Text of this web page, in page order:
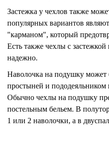
Застежка у чехлов также
популярных вариантов
"карманом", который
Есть также чехлы с
надежно.
Наволочка на подушку может
простыней и пододеяльником
Обычно чехлы на подушку
постельным бельем. В
1 или 2 наволочки, а в